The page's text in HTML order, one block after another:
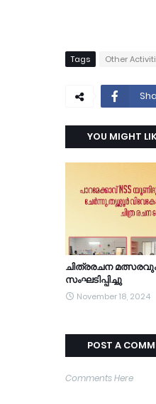
Tags Other
YOU MIGHT
ചിത്രരചന
സംഘടിപ്പിച്ചു
November 18, 2024
POST A
Comments Here